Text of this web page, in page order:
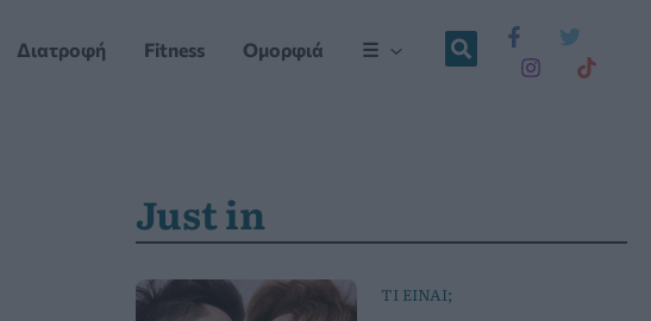
Διατροφή Fitness Ομορφιά ☰
Just in
ΤΙ ΕΙΝΑΙ;